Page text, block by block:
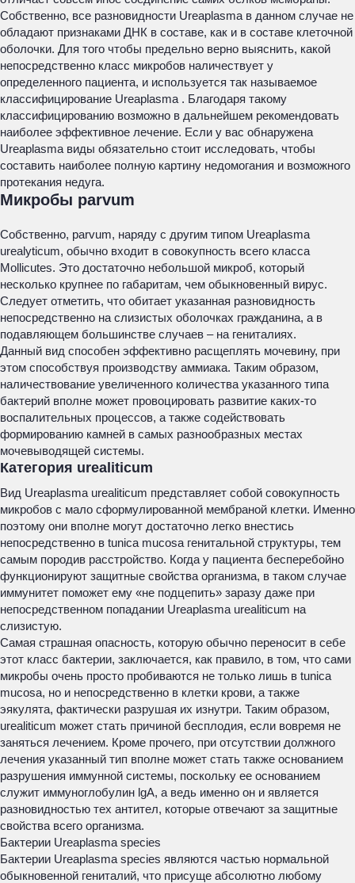
Собственно, все разновидности Ureaplasma в данном случае не
обладают признаками ДНК в составе, как и в составе клеточной
оболочки. Для того чтобы предельно верно выяснить, какой
непосредственно класс микробов наличествует у
определенного пациента, и используется так называемое
классифицирование Ureaplasma . Благодаря такому
классифицированию возможно в дальнейшем рекомендовать
наиболее эффективное лечение. Если у вас обнаружена
Ureaplasma виды обязательно стоит исследовать, чтобы
составить наиболее полную картину недомогания и возможного
протекания недуга.
Микробы parvum
Собственно, parvum, наряду с другим типом Ureaplasma
urealyticum, обычно входит в совокупность всего класса
Mollicutes. Это достаточно небольшой микроб, который
несколько крупнее по габаритам, чем обыкновенный вирус.
Следует отметить, что обитает указанная разновидность
непосредственно на слизистых оболочках гражданина, а в
подавляющем большинстве случаев – на гениталиях.
Данный вид способен эффективно расщеплять мочевину, при
этом способствуя производству аммиака. Таким образом,
наличествование увеличенного количества указанного типа
бактерий вполне может провоцировать развитие каких-то
воспалительных процессов, а также содействовать
формированию камней в самых разнообразных местах
мочевыводящей системы.
Категория urealiticum
Вид Ureaplasma urealiticum представляет собой совокупность
микробов с мало сформулированной мембраной клетки. Именно
поэтому они вполне могут достаточно легко внестись
непосредственно в tunica mucosa генитальной структуры, тем
самым породив расстройство. Когда у пациента бесперебойно
функционируют защитные свойства организма, в таком случае
иммунитет поможет ему «не подцепить» заразу даже при
непосредственном попадании Ureaplasma urealiticum на
слизистую.
Самая страшная опасность, которую обычно переносит в себе
этот класс бактерии, заключается, как правило, в том, что сами
микробы очень просто пробиваются не только лишь в tunica
mucosa, но и непосредственно в клетки крови, а также
эякулята, фактически разрушая их изнутри. Таким образом,
urealiticum может стать причиной бесплодия, если вовремя не
заняться лечением. Кроме прочего, при отсутствии должного
лечения указанный тип вполне может стать также основанием
разрушения иммунной системы, поскольку ее основанием
служит иммуноглобулин lgA, а ведь именно он и является
разновидностью тех антител, которые отвечают за защитные
свойства всего организма.
Бактерии Ureaplasma species
Бактерии Ureaplasma species являются частью нормальной
обыкновенной гениталий, что присуще абсолютно любому